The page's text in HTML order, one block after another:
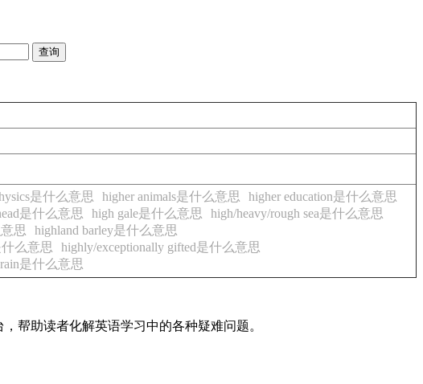
是什么意思 higher animals是什么意思
higher education是什么意思
是什么意思 high gale是什么意思
high/heavy/rough sea是什么意思
思
highland barley是什么意思
么意思
highly/exceptionally gifted是什么意思
是什么意思
帮助读者化解英语学习中的各种疑难问题。